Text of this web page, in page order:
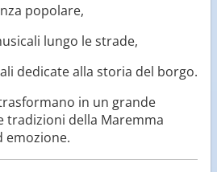
popolare,
lungo le strade,
dedicate alla storia del borgo.
in un grande
tradizioni della Maremma
emozione.